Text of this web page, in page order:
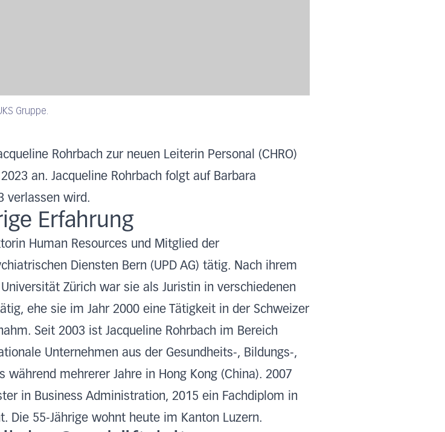
Gruppe.
Rohrbach zur neuen Leiterin Personal (CHRO)
an. Jacqueline Rohrbach folgt auf Barbara
verlassen wird.
Erfahrung
Human Resources und Mitglied der
Diensten Bern (UPD AG) tätig. Nach ihrem
Zürich war sie als Juristin in verschiedenen
ehe sie im Jahr 2000 eine Tätigkeit in der Schweizer
Seit 2003 ist Jacqueline Rohrbach im Bereich
Unternehmen aus der Gesundheits-, Bildungs-,
während mehrerer Jahre in Hong Kong (China). 2007
in Business Administration, 2015 ein Fachdiplom in
Die 55-Jährige wohnt heute im Kanton Luzern.